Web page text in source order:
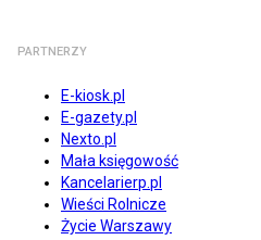
PARTNERZY
E-kiosk.pl
E-gazety.pl
Nexto.pl
Mała księgowość
Kancelarierp.pl
Wieści Rolnicze
Życie Warszawy